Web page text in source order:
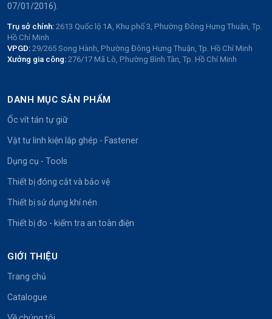
07/01/2016).
Trụ sở chính: 2613 Quốc lộ 1A, Khu phố 3, Phường Đông Hưng Thuận, Tp.
Hồ Chí Minh
VPGD: 29/265 Song Hành, Phường Đông Hưng Thuận, Tp. Hồ Chí Minh
Xưởng gia công: 276/17 Mã Lò, Phường Bình Tân, Tp. Hồ Chí Minh
DANH MỤC SẢN PHẨM
Ốc vít tán tự giữ
Vật tư linh kiện lắp ghép - Fastener
Dụng cụ - Tools
Thiết bị đóng cắt và bảo vệ
Thiết bị sử dụng khí nén
Thiết bị đo - kiểm tra an toàn điện
GIỚI THIỆU
Trang chủ
Catalogue